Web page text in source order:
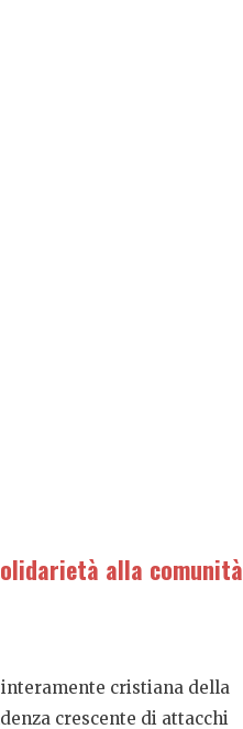
alla comunità
cristiana della
crescente di attacchi